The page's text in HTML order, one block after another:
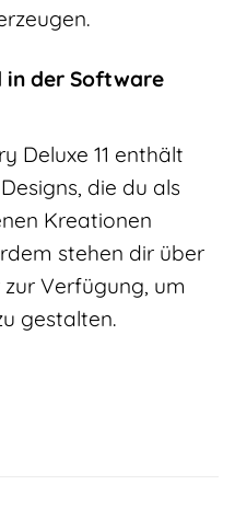
in der Software
Deluxe 11 enthält
die du als
Kreationen
stehen dir über
zur Verfügung, um
gestalten.